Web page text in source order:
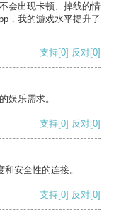
会出现卡顿、掉线的情
，我的游戏水平提升了
支持[0] 反对[0]
娱乐需求。
支持[0] 反对[0]
安全性的连接。
支持[0] 反对[0]